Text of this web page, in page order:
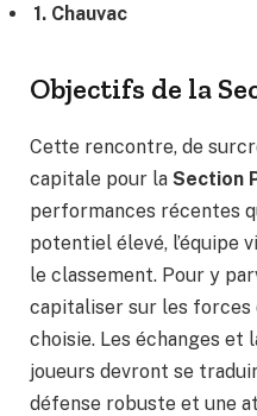
1. Chauvac
Objectifs de la
Cette rencontre, de
capitale pour la Section
performances récentes
potentiel élevé, l’équipe
le classement. Pour y
capitaliser sur les forces
choisie. Les échanges et
joueurs devront se
défense robuste et une